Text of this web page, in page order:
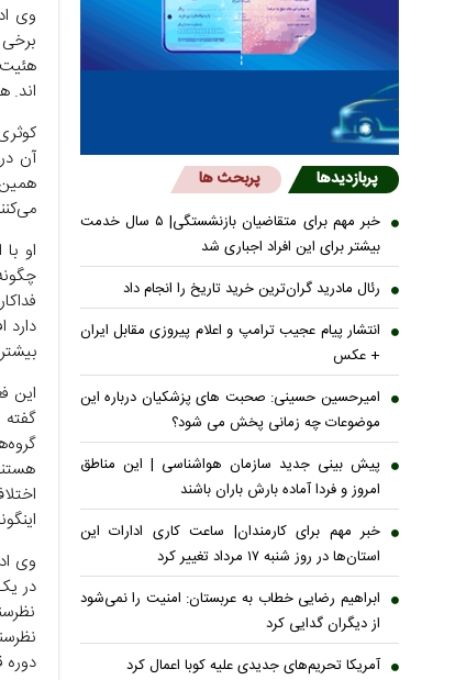
وی
اند.
او
دارد
این
وی
در
دوره قبل 10 الی 15
پربازدیدها پربحث ها
خبر مهم برای متقاضیان بازنشستگی| ۵ سال خدمت
بیشتر برای این افراد اجباری شد
رئال مادرید گران‌ترین خرید تاریخ را انجام داد
انتشار پیام عجیب ترامپ و اعلام پیروزی مقابل ایران
+ عکس
امیرحسین حسینی: صحبت های پزشکیان درباره این
موضوعات چه زمانی پخش می شود؟
پیش بینی جدید سازمان هواشناسی | این مناطق
امروز و فردا آماده بارش باران باشند
خبر مهم برای کارمندان| ساعت کاری ادارات این
استان‌ها در روز شنبه ۱۷ مرداد تغییر کرد
ابراهیم رضایی خطاب به عربستان: امنیت را نمی‌شود
از دیگران گدایی کرد
آمریکا تحریم‌های جدیدی علیه کوبا اعمال کرد